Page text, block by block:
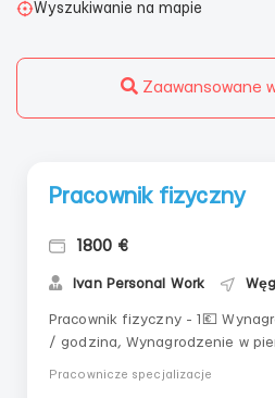
Wyszukiwanie na mapie
Zaawansowane
Pracownik fizyczny
1800 €
Ivan Personal Work
Pracownik fizyczny - 1💶
/ godzina, Wynagrodzenie w
Pracownicze specjalizacje